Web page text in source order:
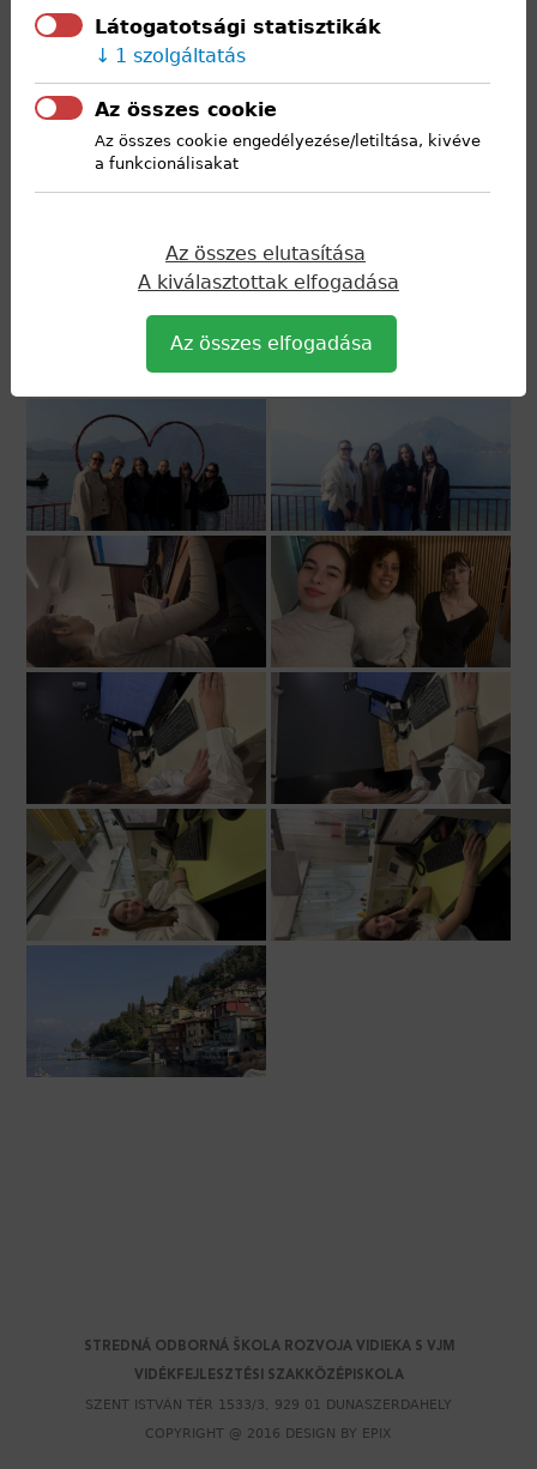
közösen átélt élmények közelebb hozták egymáshoz a
résztvevőket, miközben olyan tudással
gazdagodtak, amelyet későbbi tanulmányaik és pályájuk
során is hasznosítani tudnak. Az
olaszországi út így nemcsak szakmai, hanem személyes
szempontból is meghatározó élményt
STREDNÁ ODBORNÁ ŠKOLA ROZVOJA VIDIEKA S VJM
VIDÉKFEJLESZTÉSI SZAKKÖZÉPISKOLA
SZENT ISTVÁN TÉR 1533/3, 929 01 DUNASZERDAHELY
COPYRIGHT @ 2016 DESIGN BY EPIX
Látogatotsági statisztikák
1 szolgáltatás
Az összes cookie
Az összes cookie engedélyezése/letiltása, kivéve
a funkcionálisakat
Az összes elutasítása
A kiválasztottak elfogadása
Az összes elfogadása